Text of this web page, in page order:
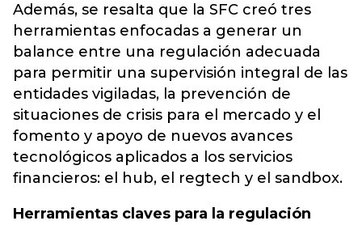
Además, se resalta que la SFC creó tres
herramientas enfocadas a generar un
balance entre una regulación adecuada
para permitir una supervisión integral de las
entidades vigiladas, la prevención de
situaciones de crisis para el mercado y el
fomento y apoyo de nuevos avances
tecnológicos aplicados a los servicios
financieros: el hub, el regtech y el sandbox.
Herramientas claves para la regulación